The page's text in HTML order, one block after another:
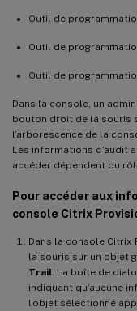
Outil de
Outil de
Outil de
Dans la console, un
bouton droit de la souris
l’arborescence de la
Les informations d’audit
accéder dépendent du
Pour accéder aux
console Citrix
Dans la console Citrix
la souris sur un objet
Trail . La boîte de
indiquant qu’aucune
l’objet sélectionné